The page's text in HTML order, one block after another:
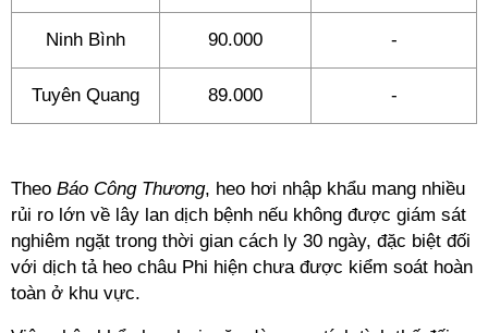
Ninh Bình 90.000 -
Tuyên Quang 89.000 -
Theo Báo Công Thương, heo hơi nhập khẩu mang nhiều
rủi ro lớn về lây lan dịch bệnh nếu không được giám sát
nghiêm ngặt trong thời gian cách ly 30 ngày, đặc biệt đối
với dịch tả heo châu Phi hiện chưa được kiểm soát hoàn
toàn ở khu vực.